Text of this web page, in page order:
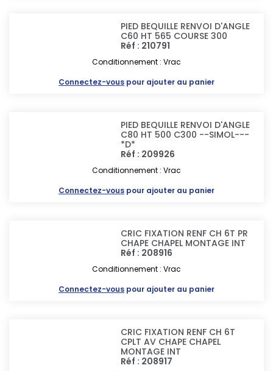
PIED BEQUILLE RENVOI D'ANGLE
C60 HT 565 COURSE 300
Réf : 210791
Conditionnement : Vrac
Connectez-vous pour ajouter au panier
PIED BEQUILLE RENVOI D'ANGLE
C80 HT 500 C300 --SIMOL---
*D*
Réf : 209926
Conditionnement : Vrac
Connectez-vous pour ajouter au panier
CRIC FIXATION RENF CH 6T PR
CHAPE CHAPEL MONTAGE INT
Réf : 208916
Conditionnement : Vrac
Connectez-vous pour ajouter au panier
CRIC FIXATION RENF CH 6T
CPLT AV CHAPE CHAPEL
MONTAGE INT
Réf : 208917